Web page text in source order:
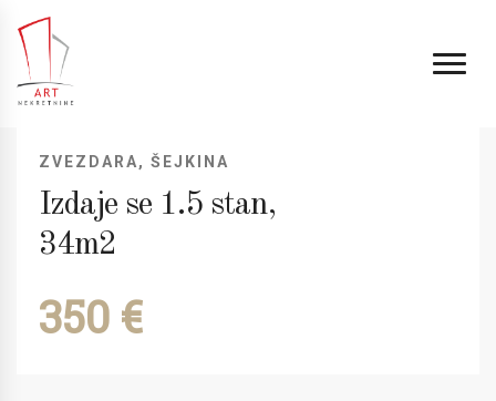
ZVEZDARA, ŠEJKINA
Izdaje se 1.5 stan,
34m2
350 €